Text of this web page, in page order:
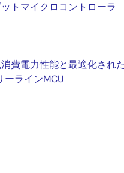
トマイクロコントローラ
費電力性能と最適化され
ーラインMCU